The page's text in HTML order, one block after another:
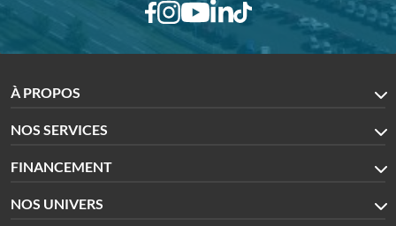
À PROPOS
NOS SERVICES
FINANCEMENT
NOS UNIVERS